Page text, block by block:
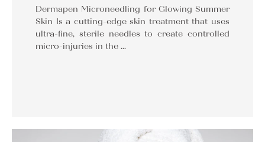
Dermapen Microneedling for Glowing Summer
Skin Is a cutting-edge skin treatment that uses
ultra-fine, sterile needles to create controlled
micro-injuries in the …